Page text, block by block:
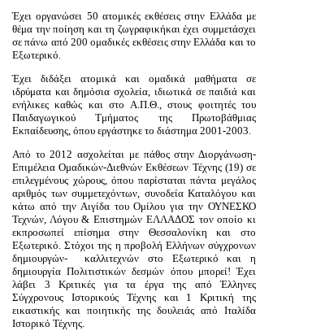
Έχει οργανώσει 50 ατομικές εκθέσεις στην Ελλάδα με
θέμα την ποίηση και τη ζωγραφικήκαι έχει συμμετάσχει
σε πάνω από 200 ομαδικές εκθέσεις στην Ελλάδα και το
Εξωτερικό.
Έχει διδάξει ατομικά και ομαδικά μαθήματα σε
ιδρύματα και δημόσια σχολεία, ιδιωτικά σε παιδιά και
ενήλικες καθώς και στο Α.Π.Θ., στους φοιτητές του
Παιδαγωγικού Τμήματος της Πρωτοβάθμιας
Εκπαίδευσης, όπου εργάστηκε το διάστημα 2001-2003.
Από το 2012 ασχολείται με πάθος στην Διοργάνωση-
Επιμέλεια Ομαδικών-Διεθνών Εκθέσεων Τέχνης (19) σε
επιλεγμένους χώρους, όπου παρίσταται πάντα μεγάλος
αριθμός των συμμετεχόντων, συνοδεία Καταλόγου και
κάτω από την Αιγίδα του Ομίλου για την ΟΥΝΕΣΚΟ
Τεχνών, Λόγου & Επιστημών ΕΛΛΑΔΟΣ τον οποίο κι
εκπροσωπεί επίσημα στην Θεσσαλονίκη και στο
Εξωτερικό. Στόχοι της η προβολή Ελλήνων σύγχρονων
δημιουργών- καλλιτεχνών στο Εξωτερικό και η
δημιουργία Πολιτιστικών δεσμών όπου μπορεί! Έχει
λάβει 3 Κριτικές για τα έργα της από Έλληνες
Σύγχρονους Ιστορικούς Τέχνης και 1 Κριτική της
εικαστικής και ποιητικής της δουλειάς από Ιταλίδα
Ιστορικό Τέχνης.